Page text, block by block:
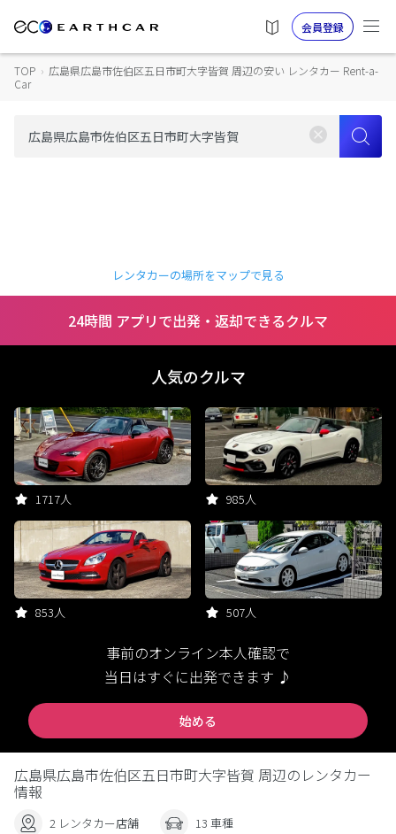
会員登録
TOP › 広島県広島市佐伯区五日市町大字皆賀 周辺の安い レンタカー Rent-a-
Car
レンタカーの場所をマップで見る
24時間 アプリで出発・返却できるクルマ
人気のクルマ
1717人 985人
853人 507人
事前のオンライン本人確認で
当日はすぐに出発できます ♪
始める
広島県広島市佐伯区五日市町大字皆賀 周辺のレンタカー
情報
2 レンタカー店舗 13 車種